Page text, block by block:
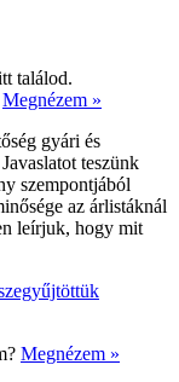
találod.
Megnézem »
gyári és
teszünk
szempontjából
az árlistáknál
leírjuk, hogy mit
Megnézem »